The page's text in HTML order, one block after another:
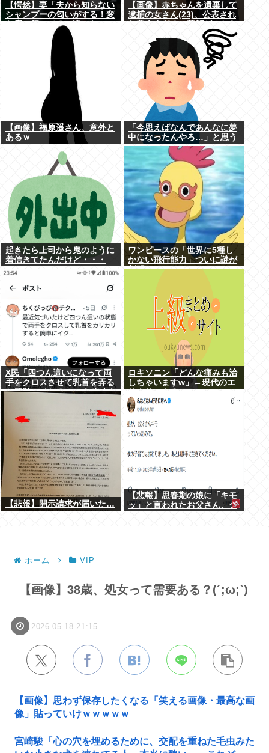
【愕然】妻「夫から知らない
シャンプーの匂いがする！変
な店に行ってるに違いな
い！！！」探偵「調べたとこ
ろ･･･」⇒結果ｗｗ
【画像】赤ちゃんを遺棄して
逮捕の女さん(23)、公表され
【画像】福原遥さん、意外と
あるｗ
「今思えばなんであんなに夢
中になったんやろ…」と思う
コンテンツ
起きたら上司から鬼のように
着信きてたんだけど・・・
ワンピースの「世界に5種し
かない飛行能力」ついに謎が
判明するwww
X民「四つん這いになって両
手をクロスさせて乳首を弄る
と簡単にイケる」 これ出来な
ロキソニン「どんな痛みも治
しちゃいますw」←現代のエ
【悲報】開示請求が届いた…
【悲報】思春期の娘に「キモ
ッ」と言われたお父さん、グ
ホーム VIP
【画像】38歳、処女って需要ある？(´;ω;`)
2026.05.18 21:15
【画像】思わず保存したくなる「笑える画像・最高な画
像」貼っていけｗｗｗｗｗ
宮崎駿「心の穴を埋めるために、交配を重ねた毛虫みた